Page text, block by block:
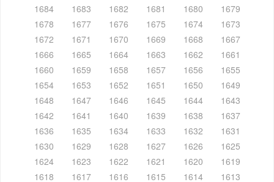
1684
1683 1682 1681 1680
1679
1678
1677 1676 1675 1674
1673
1672
1671 1670 1669 1668
1667
1666
1665 1664 1663 1662
1661
1660
1659 1658 1657 1656
1655
1654
1653 1652 1651 1650
1649
1648
1647 1646 1645 1644
1643
1642
1641 1640 1639 1638
1637
1636
1635 1634 1633 1632
1631
1630
1629 1628 1627 1626
1625
1624
1623 1622 1621 1620
1619
1618
1617 1616 1615 1614 1613